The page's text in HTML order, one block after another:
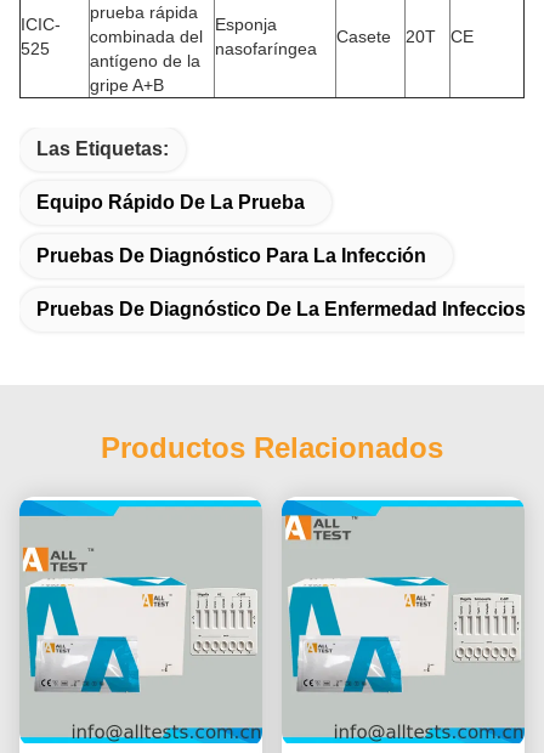
ICIC-
525
prueba rápida
combinada del
antígeno de la
gripe A+B
Esponja
nasofaríngea
Casete 20T CE
Las Etiquetas:
Equipo Rápido De La Prueba
Pruebas De Diagnóstico Para La Infección
Pruebas De Diagnóstico De La Enfermedad Infecciosa
Productos Relacionados